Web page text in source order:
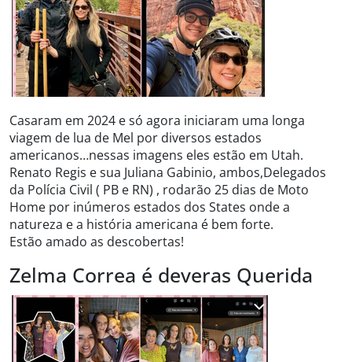
Casaram em 2024 e só agora iniciaram uma longa
viagem de lua de Mel por diversos estados
americanos…nessas imagens eles estão em Utah.
Renato Regis e sua Juliana Gabinio, ambos,Delegados
da Polícia Civil ( PB e RN) , rodarão 25 dias de Moto
Home por inúmeros estados dos States onde a
natureza e a história americana é bem forte.
Estão amado as descobertas!
Zelma Correa é deveras Querida